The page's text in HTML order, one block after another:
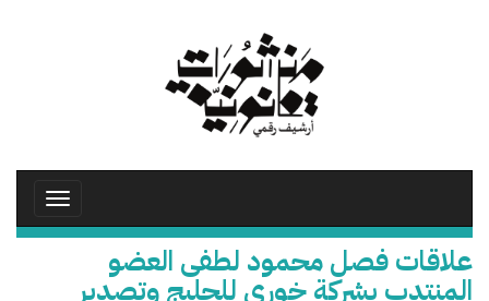
Toggle
علاقات فصل محمود لطفى العضو
المنتدب بشركة خورى للحليج وتصدير